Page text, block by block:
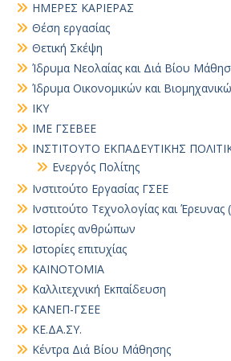
ΗΜΕΡΕΣ ΚΑΡΙΕΡΑΣ
Θέση εργασίας
Θετική Σκέψη
Ίδρυμα Νεολαίας και Διά Βίου
Ίδρυμα Οικονομικών και
ΙΚΥ
ΙΜΕ ΓΣΕΒΕΕ
ΙΝΣΤΙΤΟΥΤΟ ΕΚΠΑΔΕΥΤΙΚΗΣ
Ενεργός Πολίτης
Ινστιτούτο Εργασίας ΓΣΕΕ
Ινστιτούτο Τεχνολογίας και Έρευνας
Ιστορίες ανθρώπων
Ιστορίες επιτυχίας
ΚΑΙΝΟΤΟΜΙΑ
Καλλιτεχνική Εκπαίδευση
ΚΑΝΕΠ-ΓΣΕΕ
ΚΕ.ΔΑ.ΣΥ.
Κέντρα Διά Βίου Μάθησης